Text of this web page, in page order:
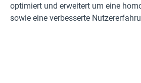
optimiert und erweitert um eine
sowie eine verbesserte